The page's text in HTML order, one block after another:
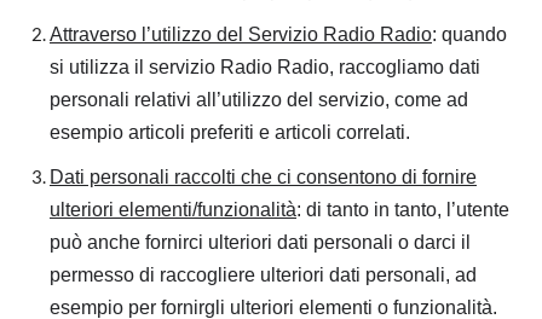
Attraverso l’utilizzo del Servizio Radio Radio: quando
si utilizza il servizio Radio Radio, raccogliamo dati
personali relativi all’utilizzo del servizio, come ad
esempio articoli preferiti e articoli correlati.
Dati personali raccolti che ci consentono di fornire
ulteriori elementi/funzionalità: di tanto in tanto, l’utente
può anche fornirci ulteriori dati personali o darci il
permesso di raccogliere ulteriori dati personali, ad
esempio per fornirgli ulteriori elementi o funzionalità.